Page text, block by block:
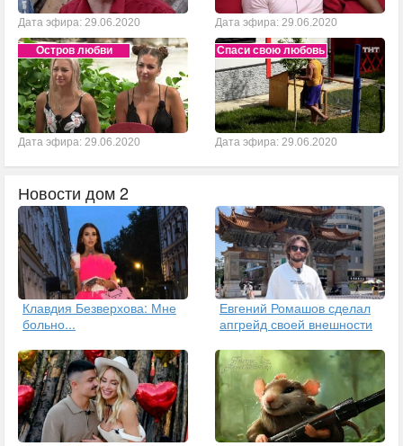
Дата эфира: 29.06.2020 Дата эфира: 29.06.2020
Остров любви
Дата эфира: 29.06.2020
Спаси свою любовь
Дата эфира: 29.06.2020
Новости дом 2
Клавдия Безверхова: Мне
больно...
Евгений Ромашов сделал
апгрейд своей внешности